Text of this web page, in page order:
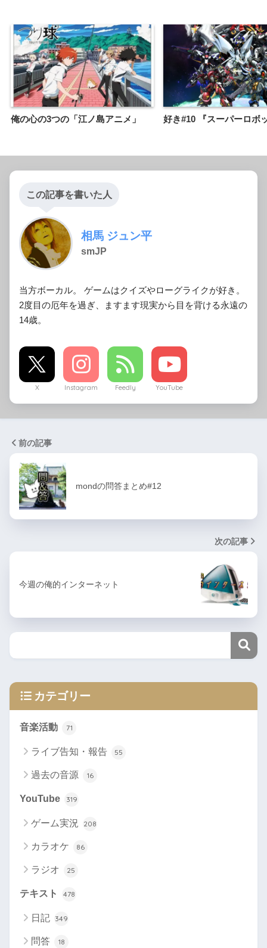
俺の心の3つの「江ノ島アニメ」 好き#10 『スーパーロボ
この記事を書いた人
相馬 ジュン平
smJP
当方ボーカル。 ゲームはクイズやローグライクが好き。
2度目の厄年を過ぎ、ますます現実から目を背ける永遠の
14歳。
X Instagram Feedly YouTube
前の記事
mondの問答まとめ#12
次の記事
今週の俺的インターネット
カテゴリー
音楽活動 71
ライブ告知・報告 55
過去の音源 16
YouTube 319
ゲーム実況 208
カラオケ 86
ラジオ 25
テキスト 478
日記 349
問答 18